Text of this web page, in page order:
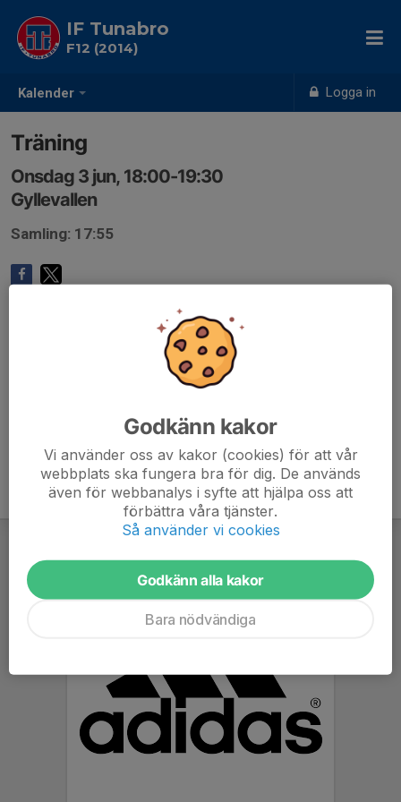
Kalender Logga in
IF Tunabro
F12 (2014)
Träning
Onsdag 3 jun, 18:00-19:30
Gyllevallen
Samling: 17:55
Godkänn kakor
Vi använder oss av kakor (cookies) för att vår
webbplats ska fungera bra för dig. De används
även för webbanalys i syfte att hjälpa oss att
förbättra våra tjänster.
Så använder vi cookies
Godkänn alla kakor
Bara nödvändiga